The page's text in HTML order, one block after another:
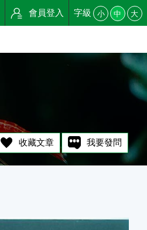
會員登入 字級 小 中 大
收藏文章 我要發問